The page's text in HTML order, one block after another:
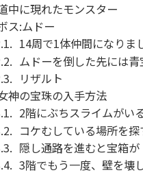
中に現れたモンスター
ス:ムドー
14周で1体仲間になりま
ムドーを倒した先には
リザルト
神の宝珠の入手方法
2階にぶちスライムがい
コケむしている場所を探
隠し通路を進むと宝箱が
3階でもう一度、壁を壊